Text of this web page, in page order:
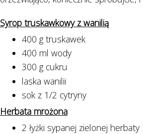
Syrop truskawkowy z wanilią
400 g truskawek
400 ml wody
300 g cukru
laska wanilii
sok z 1/2 cytryny
Herbata mrożona
2 łyżki sypanej zielonej herbaty